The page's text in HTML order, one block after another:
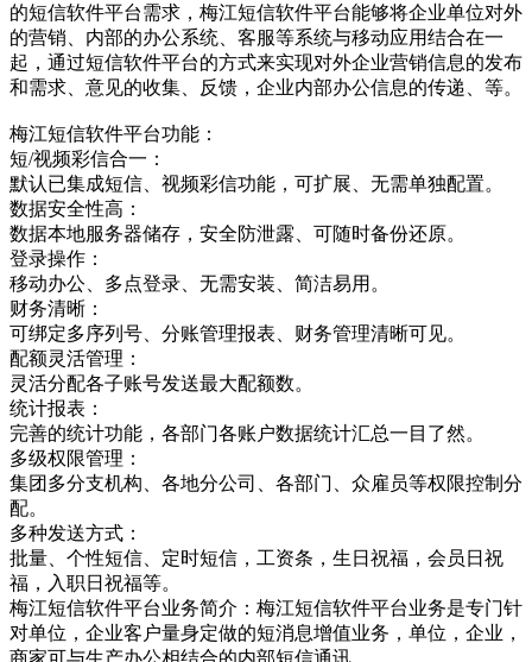
的短信软件平台需求，梅江短信软件平台能够将企业单位对外
的营销、内部的办公系统、客服等系统与移动应用结合在一
起，通过短信软件平台的方式来实现对外企业营销信息的发布
和需求、意见的收集、反馈，企业内部办公信息的传递、等。
梅江短信软件平台功能：
短/视频彩信合一：
默认已集成短信、视频彩信功能，可扩展、无需单独配置。
数据安全性高：
数据本地服务器储存，安全防泄露、可随时备份还原。
登录操作：
移动办公、多点登录、无需安装、简洁易用。
财务清晰：
可绑定多序列号、分账管理报表、财务管理清晰可见。
配额灵活管理：
灵活分配各子账号发送最大配额数。
统计报表：
完善的统计功能，各部门各账户数据统计汇总一目了然。
多级权限管理：
集团多分支机构、各地分公司、各部门、众雇员等权限控制分
配。
多种发送方式：
批量、个性短信、定时短信，工资条，生日祝福，会员日祝
福，入职日祝福等。
梅江短信软件平台业务简介：梅江短信软件平台业务是专门针
对单位，企业客户量身定做的短消息增值业务，单位，企业，
商家可与生产办公相结合的内部短信通讯，